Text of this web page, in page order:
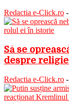
Redactia e-Click.ro -
Să se
despre religie
Redactia e-Click.ro -